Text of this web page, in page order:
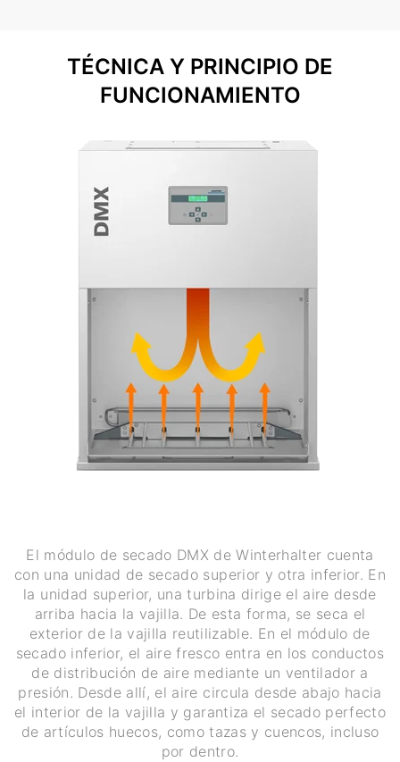
TÉCNICA Y PRINCIPIO DE
FUNCIONAMIENTO
El módulo de secado DMX de Winterhalter cuenta
con una unidad de secado superior y otra inferior. En
la unidad superior, una turbina dirige el aire desde
arriba hacia la vajilla. De esta forma, se seca el
exterior de la vajilla reutilizable. En el módulo de
secado inferior, el aire fresco entra en los conductos
de distribución de aire mediante un ventilador a
presión. Desde allí, el aire circula desde abajo hacia
el interior de la vajilla y garantiza el secado perfecto
de artículos huecos, como tazas y cuencos, incluso
por dentro.